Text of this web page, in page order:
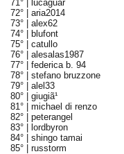
71° |
lucaguar
72° | aria2014
73° | alex62
74° |
blufont
75° | catullo
76° | alesalas1987
77° | federica b. 94
78° | stefano bruzzone
79° | alel33
80° | giugiã¹
81° | michael di renzo
82° | peterangel
83° |
lordbyron
84° | shingo tamai
85° | russtorm